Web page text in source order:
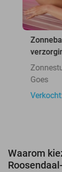
Goes
Waarom